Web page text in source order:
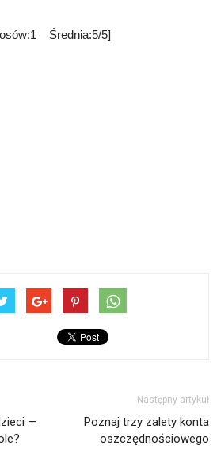
Średnia:5/5]
—
Następny artykuł
Poznaj trzy zalety konta
oszczędnościowego